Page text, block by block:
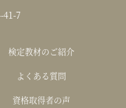
41-7
検定教材のご紹介
よくある質問
資格取得者の声